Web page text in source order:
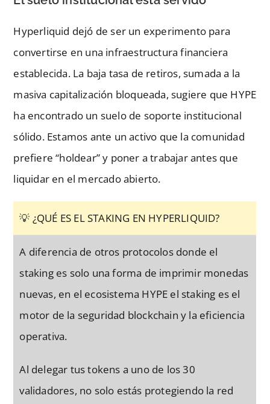
Hyperliquid dejó de ser un experimento para
convertirse en una infraestructura financiera
establecida. La baja tasa de retiros, sumada a la
masiva capitalización bloqueada, sugiere que HYPE
ha encontrado un suelo de soporte institucional
sólido. Estamos ante un activo que la comunidad
prefiere “holdear” y poner a trabajar antes que
liquidar en el mercado abierto.
💡 ¿QUÉ ES EL STAKING EN HYPERLIQUID?
A diferencia de otros protocolos donde el
staking es solo una forma de imprimir monedas
nuevas, en el ecosistema HYPE el staking es el
motor de la seguridad blockchain y la eficiencia
operativa.
Al delegar tus tokens a uno de los 30
validadores, no solo estás protegiendo la red